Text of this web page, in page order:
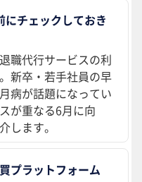
チェックしておき
職代行サービスの利
新卒・若手社員の早
病が話題になってい
が重なる6月に向
します。
プラットフォーム